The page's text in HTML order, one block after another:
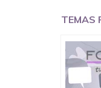
信
凭认
国证
学回
网
TEMAS